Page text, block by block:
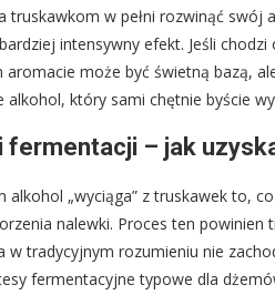
truskawkom w pełni rozwinąć swój
intensywny efekt. Jeśli
może być świetną bazą,
alkohol, który sami chętnie byście
– jak
„wyciąga” z truskawek to,
nalewki. Proces ten powinien
w tradycyjnym rozumieniu nie
fermentacyjne typowe dla